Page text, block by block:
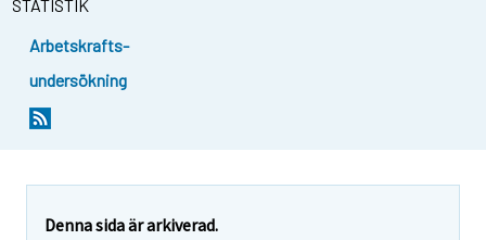
STATISTIK
Arbetskrafts-
undersökning
Denna sida är arkiverad.